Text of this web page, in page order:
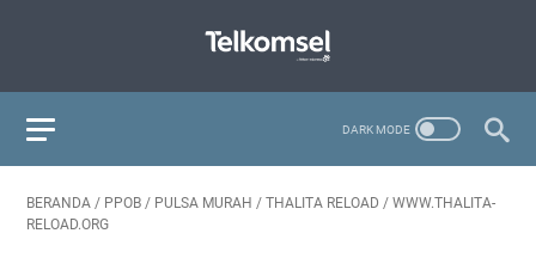
BERANDA / PPOB / PULSA MURAH / THALITA RELOAD / WWW.THALITA-
RELOAD.ORG